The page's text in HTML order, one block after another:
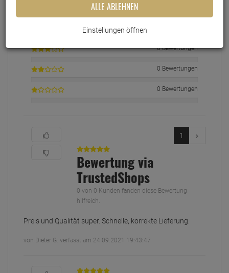
0 Bewertungen
0 Bewertungen
0 Bewertungen
1
Bewertung via
TrustedShops
0 von 0 Kunden fanden diese Bewertung
hilfreich.
Preis und Qualität super. Schnelle, korrekte Lieferung.
von Dieter G. verfasst am 24.09.2021 19:43:47
ALLE ABLEHNEN
Einstellungen öffnen